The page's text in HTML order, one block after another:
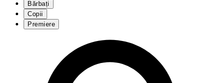
Bărbați
Copii
Premiere